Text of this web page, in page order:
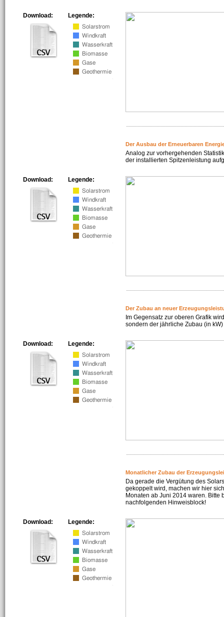
Legende:
Download:
Der Ausbau der Erneuerbaren
Analog zur vorhergehenden
der installierten Spitzenleistung
Legende:
Download:
Der Zubau an neuer
Im Gegensatz zur oberen Grafik
sondern der jährliche Zubau (in
Legende:
Download:
Monatlicher Zubau der
Da gerade die Vergütung des
gekoppelt wird, machen wir hier
Monaten ab Juni 2014 waren. Bitte
nachfolgenden Hinweisblock!
Legende:
Download: